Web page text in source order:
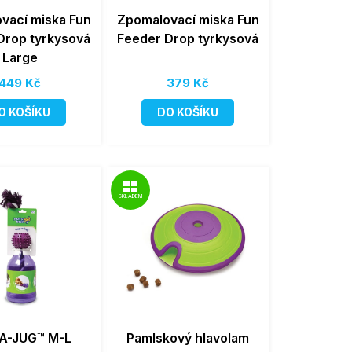
miska Fun
tyrkysová
Large
Kč
KOŠÍKU
Zpomalovací miska Fun
Feeder Drop tyrkysová
379 Kč
DO KOŠÍKU
JUG™ M-L
SKLADEM
Pamlskový hlavolam